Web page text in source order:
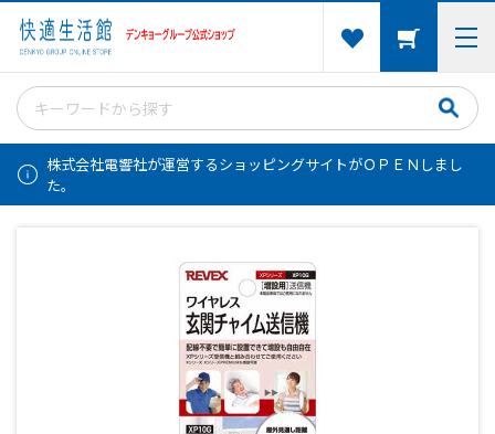
株式会社電響社が運営するショッピングサイトがＯＰＥＮしまし
た。